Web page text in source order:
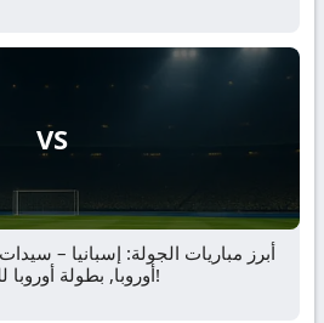
VS
أبرز مباريات الجولة: إسبانيا –
أوروبا, بطولة أوروبا للسيدات – مباراة لا تُفوَّت!